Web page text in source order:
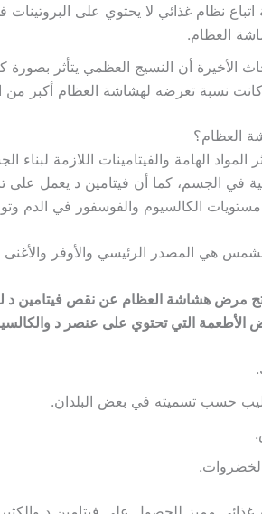
اتباع نظام غذائي لا يحتوي على
العظام.
الأخيرة أن النسيج العظمي يتأثر
كانت نسبة تعرضه لهشاشة العظام أكبر
العظام؟
المواد الهامة والفيتامينات اللازمة
في الجسم، كما أن فيتامين د يعمل على
الكالسيوم والفوسفور في الدم
هي المصدر الرئيسي والأوفر والأغنى
مرض هشاشة العظام عن نقص فيتامين د
الأطعمة التي تحتوي على عنصر د
حسب تسميته في بعض البلدان.